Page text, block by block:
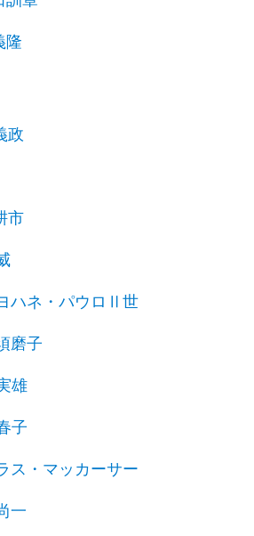
隆
政
市
ハネ・パウロⅡ世
磨子
雄
子
ス・マッカーサー
一